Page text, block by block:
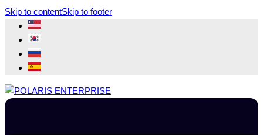
Skip to contentSkip to footer